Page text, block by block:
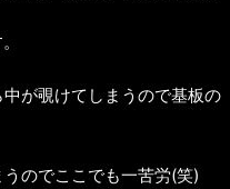
が覗けてしまうので基板の
のでここでも一苦労(笑)